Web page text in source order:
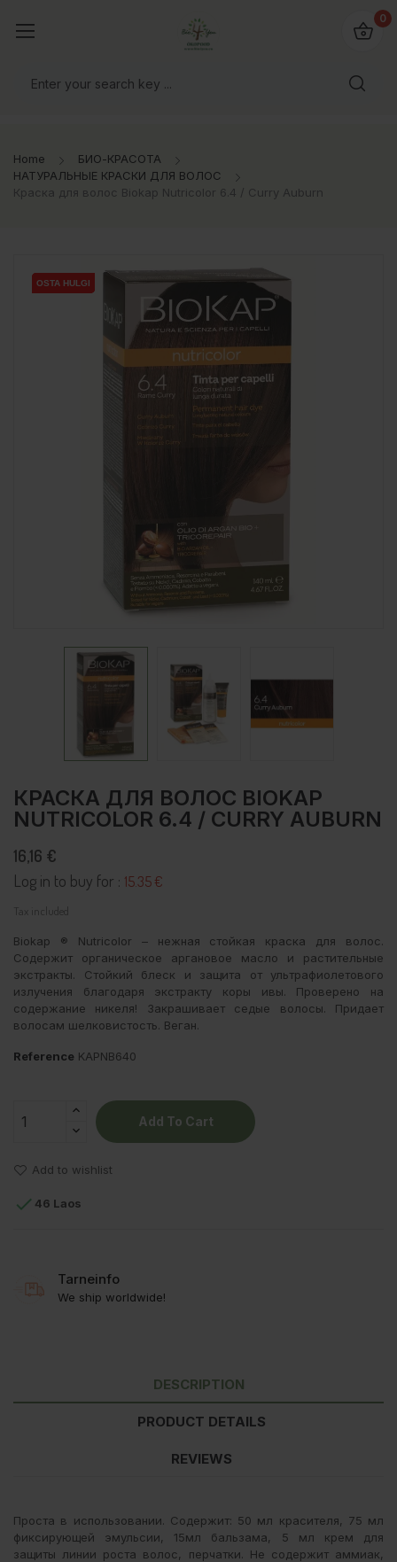
0
Home
БИО-КРАСОТА
НАТУРАЛЬНЫЕ КРАСКИ ДЛЯ ВОЛОС
Краска для волос Biokap Nutricolor 6.4 / Curry Auburn
OSTA HULGI
OSTA HULGI
OSTA HULGI
OSTA HULGI
КРАСКА ДЛЯ ВОЛОС BIOKAP
NUTRICOLOR 6.4 / CURRY AUBURN
16,16 €
Log in to buy for : 15.35 €
Tax included
Biokap ® Nutricolor – нежная стойкая краска для волос.
Содержит органическое аргановое масло и растительные
экстракты. Стойкий блеск и защита от ультрафиолетового
излучения благодаря экстракту коры ивы. Проверено на
содержание никеля! Закрашивает седые волосы. Придает
волосам шелковистость. Веган.
Reference KAPNB640
Add To Cart
Add to wishlist
 46 Laos
Tarneinfo
We ship worldwide!
DESCRIPTION
PRODUCT DETAILS
REVIEWS
Проста в использовании. Содержит: 50 мл красителя, 75 мл
фиксирующей эмульсии, 15мл бальзама, 5 мл крем для
защиты линии роста волос, перчатки. Не содержит аммиак,